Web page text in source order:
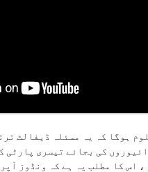
ہوگا کہ یہ مسئلہ ڈیفالٹ
کی بجائے تیسری پارٹی
اس کا مطلب یہ ہے کہ ونڈوز